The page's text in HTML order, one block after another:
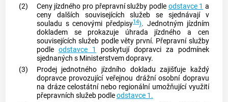
(2)
Ceny jízdného pro přepravní služby podle odstavce 1 a
ceny dalších souvisejících služeb se sjednávají v
souladu s cenovými předpisy14). Jednotným jízdním
dokladem se prokazuje úhrada jízdného a cen
souvisejících služeb podle věty první. Přepravní služby
podle odstavce 1
poskytují dopravci za podmínek
sjednaných s Ministerstvem dopravy.
(3)
Prodej jednotného jízdního dokladu zajišťuje každý
dopravce provozující veřejnou drážní osobní dopravu
na dráze celostátní nebo regionální umožňující využití
přepravních služeb podleodstavce 1.